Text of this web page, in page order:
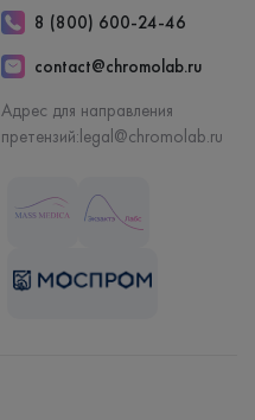
8 (800) 600-24-46
contact@chromolab.ru
Адрес для направления
претензий:legal@chromolab.ru